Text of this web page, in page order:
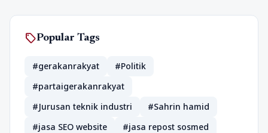
sellPopular Tags
#gerakanrakyat
#Politik
#partaigerakanrakyat
#Jurusan teknik industri
#Sahrin hamid
#jasa SEO website
#jasa repost sosmed